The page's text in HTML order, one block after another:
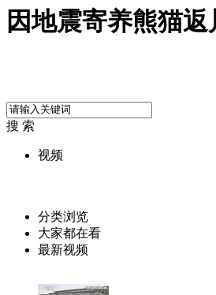
因地震寄养熊猫
搜 索
视频
分类浏览
大家都在看
最新视频